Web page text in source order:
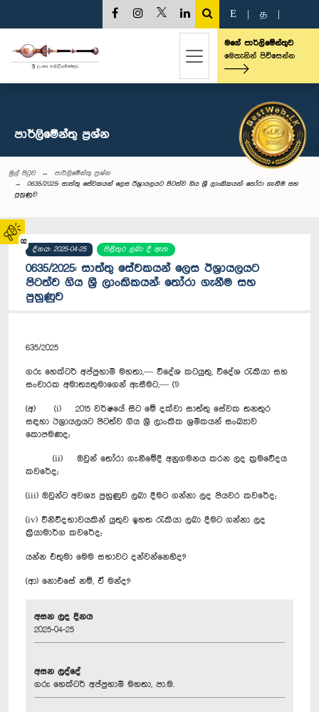
02
E த
මගේ පාර්ලිමේන්තුව
මෙතැනින් පිවිසෙන්න
පාර්ලි‌මේන්තු‌ ප්‍රශ්න
මුල් පිටුව
පාර්ලි‌මේන්තු‌ ප්‍රශ්න
0635/2025: සාත්තු සේවකයන් ලෙස ඊශ්‍රායලයට පිටත්ව ගිය ශ්‍රී ලාංකිකයන්: තෝරා ගැනීම සහ
පුහුණුව
දිනය: 2025-04-25 පිළිතුර ලබා දී ඇත
0635/2025: සාත්තු සේවකයන් ලෙස ඊශ්‍රායලයට
පිටත්ව ගිය ශ්‍රී ලාංකිකයන්: තෝරා ගැනීම සහ
පුහුණුව
635/2025
ගරු හෙක්ටර් අප්පුහාමි මහතා,— විදේශ කටයුතු, විදේශ රැකියා සහ
සංචාරක අමාත්‍යතුමාගෙන් ඇසීමට,— (1)
(අ) (i) 2015 වර්ෂයේ සිට මේ දක්වා සාත්තු සේවක තනතුර
සඳහා ඊශ්‍රායලයට පිටත්ව ගිය ශ්‍රී ලාංකික ශ්‍රමිකයන් සංඛ්‍යාව
කොපමණද;
(ii) ඔවුන් තෝරා ගැනීමේදී අනුගමනය කරන ලද ක්‍රමවේදය
කවරේද;
(iii) ඔවුන්ට අවශ්‍ය පුහුණුව ලබා දීමට ගන්නා ලද පියවර කවරේද;
(iv) විනිවිදභාවයකින් යුතුව ඉහත රැකියා ලබා දීමට ගන්නා ලද
ක්‍රියාමාර්ග කවරේද;
යන්න එතුමා මෙම සභාවට දන්වන්නෙහිද?
(ආ) නොඑසේ නම්, ඒ මන්ද?
අසන ලද දිනය
2025-04-25
අසන ලද්දේ
ගරු හෙක්ටර් අප්පුහාමි මහතා, පා.ම.